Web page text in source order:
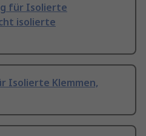
für Isolierte
isolierte
Isolierte Klemmen,